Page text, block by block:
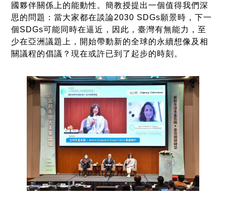
國夥伴關係上的能動性。簡教授提出一個值得我們深
思的問題：當大家都在談論2030 SDGs願景時，下一
個SDGs可能同時在逼近，因此，臺灣有無能力，至
少在亞洲議題上，開始帶動新的全球的永續想像及相
關議程的倡議？現在或許已到了起步的時刻。